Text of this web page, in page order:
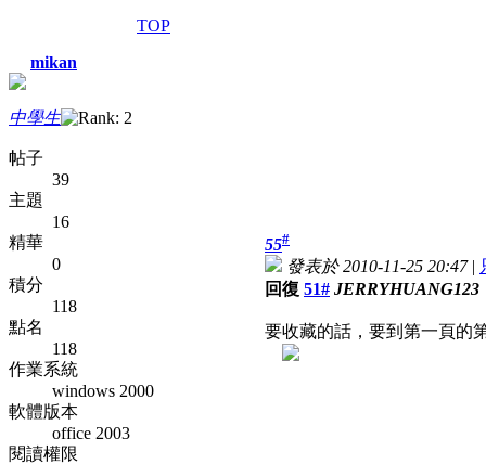
TOP
mikan
中學生
帖子
39
主題
16
精華
0
積分
118
點名
118
作業系統
windows 2000
軟體版本
office 2003
閱讀權限
55#
發表於 2010-11-25 20:47|
回復 51# JERRYHUANG123
要收藏的話，要到第一頁的